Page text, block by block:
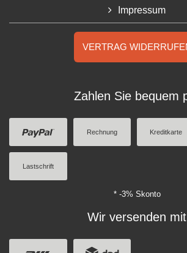
Impressum
VERTRAG
Zahlen Sie bequem
Rechnung Kreditkarte
Lastschrift
* -3% Skonto
Wir versenden mit